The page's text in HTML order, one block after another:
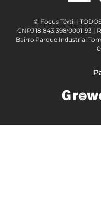
© Focus Têxtil |
CNPJ 18.843.398/0001-93 |
Bairro Parque Industrial